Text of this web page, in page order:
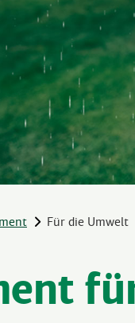
Für die Umwelt